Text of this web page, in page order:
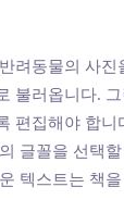
려동물의 사
불러옵니다.
편집해야 합
글꼴을 선택
텍스트는 책